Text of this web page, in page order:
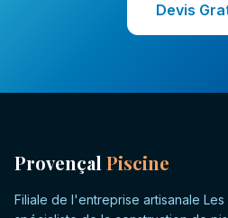
Devis
Provençal Piscine
Filiale de l'entreprise artisanale